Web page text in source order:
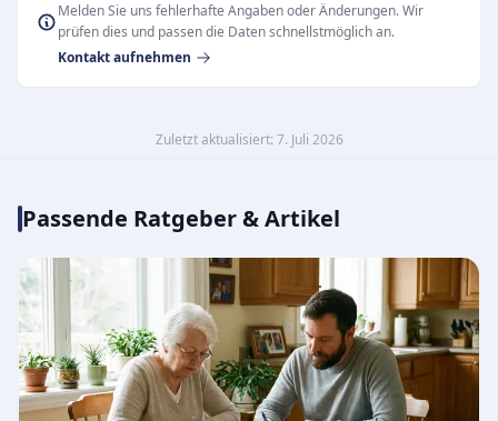
Melden Sie uns fehlerhafte Angaben oder Änderungen. Wir
prüfen dies und passen die Daten schnellstmöglich an.
Kontakt aufnehmen
Zuletzt aktualisiert: 7. Juli 2026
Passende Ratgeber & Artikel